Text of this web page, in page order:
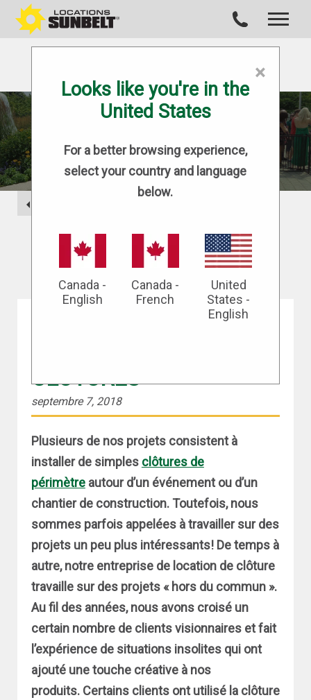
BLOG
DIX CHOSES QUE L’ON
CLÔTURES
septembre 7, 2018
Plusieurs de nos projets consistent à
installer de simples clôtures de
périmètreautour d’un événement ou d’un
chantier de construction. Toutefois, nous
sommes parfois appelées à travailler sur des
projets un peu plus intéressants! De temps à
autre, notre entreprise de location de clôture
travaille sur des projets « hors du commun ».
Au fil des années, nous avons croisé un
certain nombre de clients visionnaires et fait
l’expérience de situations insolites qui ont
ajouté une touche créative à nos
produits. Certains clients ont utilisé la clôture
×
Looks like you're in the
United States
For a better browsing experience,
select your country and language
below.
Canada -
English
Canada -
French
United
States -
English